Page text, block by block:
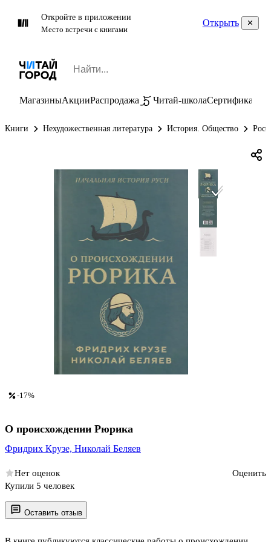
Откройте в приложении
Место встречи с книгами
Открыть
МагазиныАкцииРаспродажа Читай-школаСертификаты
Книги Нехудожественная литература История. Общество
Оставить отзыв
-17%
О происхождении Рюрика
Фридрих Крузе, Николай Беляев
Нет оценок
Оценить
Купили 5 человек